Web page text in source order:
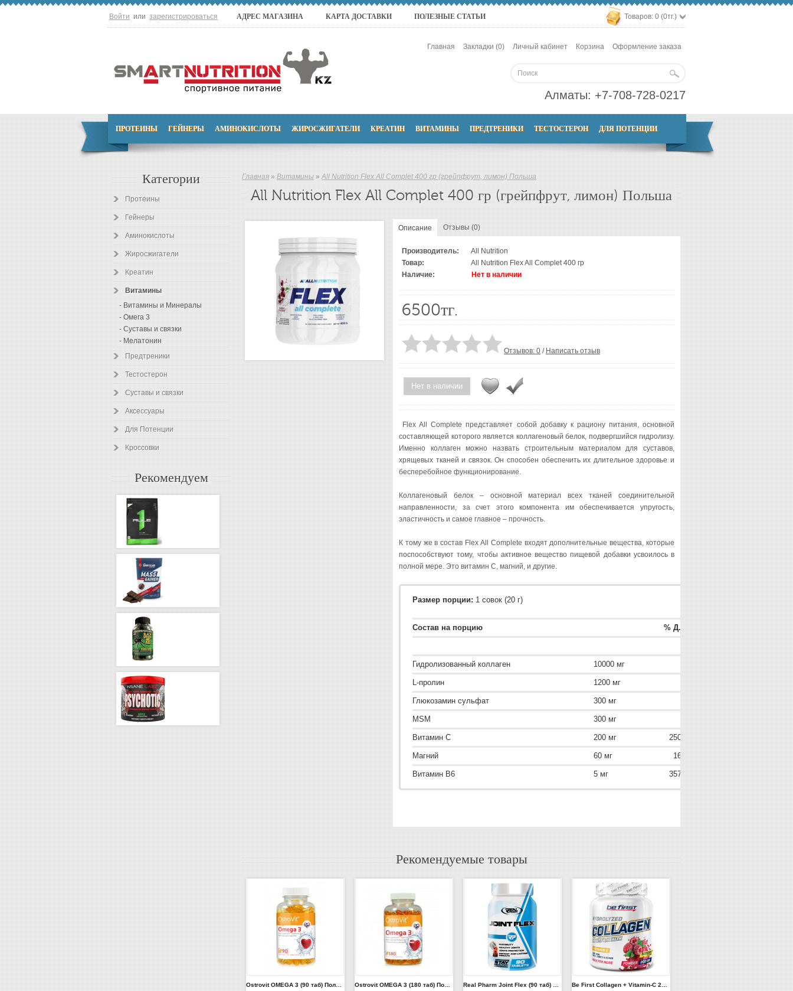
Войти или зарегистрироваться АДРЕС МАГАЗИНА КАРТА ДОСТАВКИ ПОЛЕЗНЫЕ СТАТЬИ Товаров: 0 (0тг.)
Главная Закладки (0) Личный кабинет Корзина Оформление заказа
Алматы: +7-708-728-0217
ПРОТЕИНЫ ГЕЙНЕРЫ АМИНОКИСЛОТЫ ЖИРОСЖИГАТЕЛИ КРЕАТИН ВИТАМИНЫ ПРЕДТРЕНИКИ ТЕСТОСТЕРОН ДЛЯ ПОТЕНЦИИ
Категории
Протеины
Гейнеры
Аминокислоты
Жиросжигатели
Креатин
Витамины
- Витамины и Минералы
- Омега 3
- Суставы и связки
- Мелатонин
Предтреники
Тестостерон
Суставы и связки
Аксессуары
Для Потенции
Кроссовки
Рекомендуем
Главная » Витамины » All Nutrition Flex All Complet 400 гр (грейпфрут, лимон) Польша
All Nutrition Flex All Complet 400 гр (грейпфрут, лимон) Польша
Описание Отзывы (0)
Производитель:
All Nutrition
Товар:
All Nutrition Flex All Complet 400 гр
Наличие:
Нет в наличии
6500тг.
Отзывов: 0 / Написать отзыв
Нет в наличии
Flex All Complete представляет собой добавку к рациону питания, основной
составляющей которого является коллагеновый белок, подвергшийся гидролизу.
Именно коллаген можно назвать строительным материалом для суставов,
хрящевых тканей и связок. Он способен обеспечить их длительное здоровье и
бесперебойное функционирование.
Коллагеновый белок – основной материал всех тканей соединительной
направленности, за счет этого компонента им обеспечивается упругость,
эластичность и самое главное – прочность.
К тому же в состав Flex All Complete входят дополнительные вещества, которые
поспособствуют тому, чтобы активное вещество пищевой добавки усвоилось в
полной мере. Это витамин С, магний, и другие.
Размер порции: 1 совок (20 г)
Состав на порцию % Д.Н.
Гидролизованный коллаген 10000 мг
L-пролин 1200 мг
Глюкозамин сульфат 300 мг
MSM 300 мг
Витамин С 200 мг 250%
Магний 60 мг 16%
Витамин В6 5 мг 357%
Рекомендуемые товары